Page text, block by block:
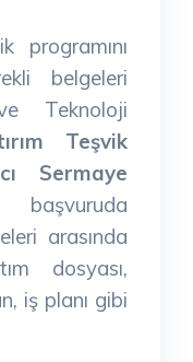
programını
belgeleri
Teknoloji
Teşvik
Sermaye
başvuruda
arasında
dosyası,
iş planı gibi